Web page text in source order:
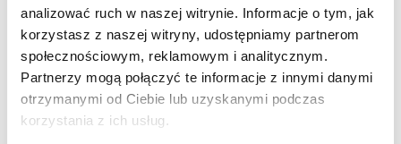
analizować ruch w naszej witrynie. Informacje o tym, jak
korzystasz z naszej witryny, udostępniamy partnerom
społecznościowym, reklamowym i analitycznym.
Partnerzy mogą połączyć te informacje z innymi danymi
otrzymanymi od Ciebie lub uzyskanymi podczas
korzystania z ich usług.
Nr Art.:25334P.
Zawias boczny z
uchwytem kółka do
panela
HOESCH/THYSSEN/
Nr Art.:25038
Uchwyt rolki z
wałkiem fi12 mm i